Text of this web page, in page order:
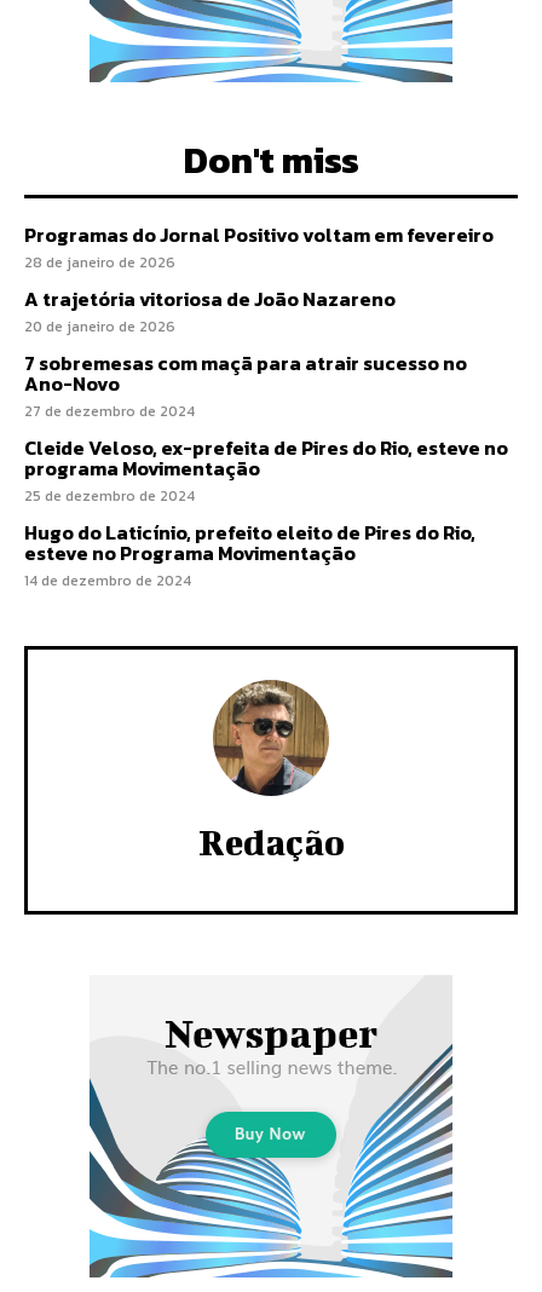
Don't miss
Programas do Jornal Positivo voltam em fevereiro
28 de janeiro de 2026
A trajetória vitoriosa de João Nazareno
20 de janeiro de 2026
7 sobremesas com maçã para atrair sucesso no
Ano-Novo
27 de dezembro de 2024
Cleide Veloso, ex-prefeita de Pires do Rio, esteve no
programa Movimentação
25 de dezembro de 2024
Hugo do Laticínio, prefeito eleito de Pires do Rio,
esteve no Programa Movimentação
14 de dezembro de 2024
Redação